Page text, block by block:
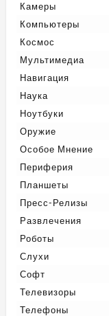
Камеры
Компьютеры
Космос
Мультимедиа
Навигация
Наука
Ноутбуки
Оружие
Особое Мнение
Периферия
Планшеты
Пресс-Релизы
Развлечения
Роботы
Слухи
Софт
Телевизоры
Телефоны